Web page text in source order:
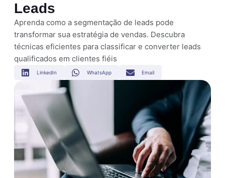
Leads
Aprenda como a segmentação de leads pode
transformar sua estratégia de vendas. Descubra
técnicas eficientes para classificar e converter leads
qualificados em clientes fiéis
LinkedIn WhatsApp Email